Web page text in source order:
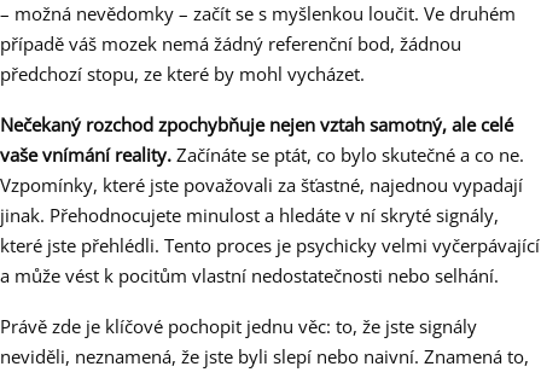
– možná nevědomky – začít se s myšlenkou loučit. Ve druhém
případě váš mozek nemá žádný referenční bod, žádnou
předchozí stopu, ze které by mohl vycházet.
Nečekaný rozchod zpochybňuje nejen vztah samotný, ale celé
vaše vnímání reality. Začínáte se ptát, co bylo skutečné a co ne.
Vzpomínky, které jste považovali za šťastné, najednou vypadají
jinak. Přehodnocujete minulost a hledáte v ní skryté signály,
které jste přehlédli. Tento proces je psychicky velmi vyčerpávající
a může vést k pocitům vlastní nedostatečnosti nebo selhání.
Právě zde je klíčové pochopit jednu věc: to, že jste signály
neviděli, neznamená, že jste byli slepí nebo naivní. Znamená to,